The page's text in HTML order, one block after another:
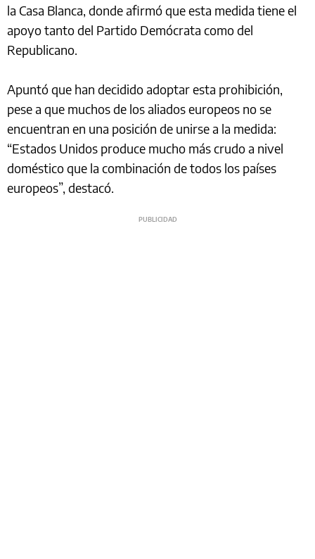
la Casa Blanca, donde afirmó que esta medida tiene el
apoyo tanto del Partido Demócrata como del
Republicano.
Apuntó que han decidido adoptar esta prohibición,
pese a que muchos de los aliados europeos no se
encuentran en una posición de unirse a la medida:
“Estados Unidos produce mucho más crudo a nivel
doméstico que la combinación de todos los países
europeos”, destacó.